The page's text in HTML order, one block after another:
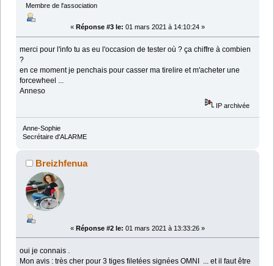
Membre de l'association
« Réponse #3 le: 01 mars 2021 à 14:10:24 »
merci pour l'info tu as eu l'occasion de tester où ? ça chiffre à combien
?
en ce moment je penchais pour casser ma tirelire et m'acheter une
forcewheel ...
Anneso
IP archivée
Anne-Sophie
Secrétaire d'ALARME
Breizhfenua
« Réponse #2 le: 01 mars 2021 à 13:33:26 »
oui je connais .
Mon avis : très cher pour 3 tiges filetées signées OMNI ... et il faut être